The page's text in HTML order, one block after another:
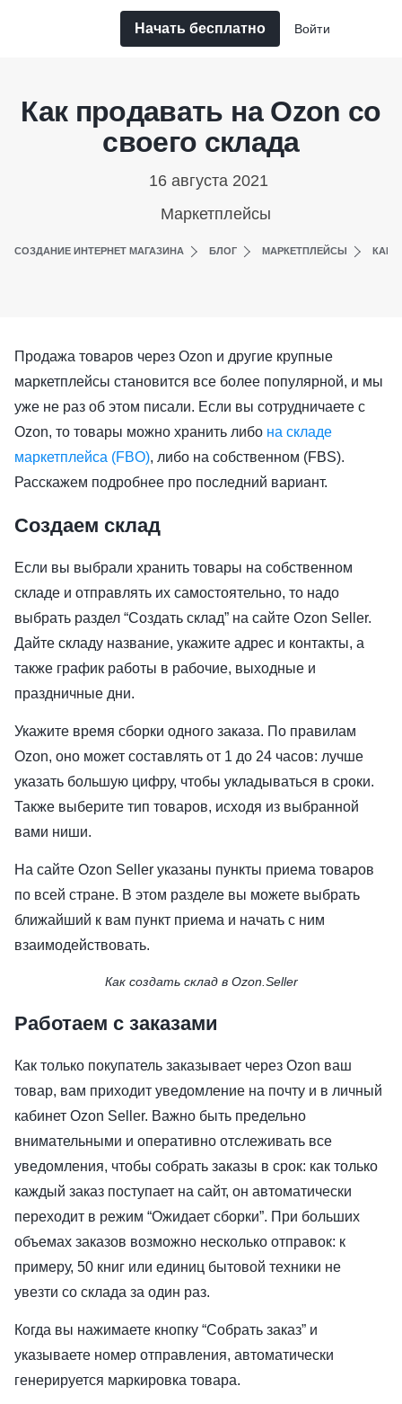
Начать бесплатно Войти
Как продавать на Ozon со
своего склада
16 августа 2021
Маркетплейсы
СОЗДАНИЕ ИНТЕРНЕТ МАГАЗИНА БЛОГ МАРКЕТПЛЕЙСЫ КАК
Продажа товаров через Ozon и другие крупные
маркетплейсы становится все более популярной, и мы
уже не раз об этом писали. Если вы сотрудничаете с
Ozon, то товары можно хранить либо на складе
маркетплейса (FBO), либо на собственном (FBS).
Расскажем подробнее про последний вариант.
Создаем склад
Если вы выбрали хранить товары на собственном
складе и отправлять их самостоятельно, то надо
выбрать раздел “Создать склад” на сайте Ozon Seller.
Дайте складу название, укажите адрес и контакты, а
также график работы в рабочие, выходные и
праздничные дни.
Укажите время сборки одного заказа. По правилам
Ozon, оно может составлять от 1 до 24 часов: лучше
указать большую цифру, чтобы укладываться в сроки.
Также выберите тип товаров, исходя из выбранной
вами ниши.
На сайте Ozon Seller указаны пункты приема товаров
по всей стране. В этом разделе вы можете выбрать
ближайший к вам пункт приема и начать с ним
взаимодействовать.
Как создать склад в Ozon.Seller
Работаем с заказами
Как только покупатель заказывает через Ozon ваш
товар, вам приходит уведомление на почту и в личный
кабинет Ozon Seller. Важно быть предельно
внимательными и оперативно отслеживать все
уведомления, чтобы собрать заказы в срок: как только
каждый заказ поступает на сайт, он автоматически
переходит в режим “Ожидает сборки”. При больших
объемах заказов возможно несколько отправок: к
примеру, 50 книг или единиц бытовой техники не
увезти со склада за один раз.
Когда вы нажимаете кнопку “Cобрать заказ” и
указываете номер отправления, автоматически
генерируется маркировка товара.